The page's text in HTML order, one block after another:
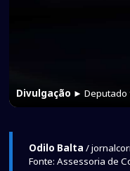
Divulgação ► Deputado
Odilo Balta /
Fonte: Assessoria de